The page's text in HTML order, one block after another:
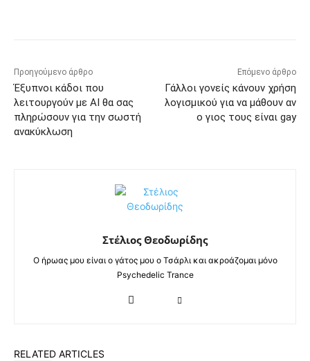
Προηγούμενο άρθρο
Έξυπνοι κάδοι που
λειτουργούν με AI θα σας
πληρώσουν για την σωστή
ανακύκλωση
Επόμενο άρθρο
Γάλλοι γονείς κάνουν χρήση
λογισμικού για να μάθουν αν
ο γιος τους είναι gay
Στέλιος Θεοδωρίδης
Ο ήρωας μου είναι ο γάτος μου ο Τσάρλι και ακροάζομαι μόνο
Psychedelic Trance
RELATED ARTICLES